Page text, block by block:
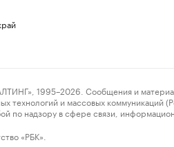
1995–2026. Сообщения и материалы
технологий и массовых
по надзору в сфере связи,
«РБК».